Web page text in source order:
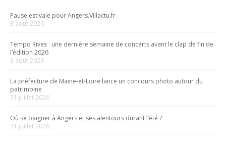
Pause estivale pour Angers.Villactu.fr
3 août 2026
Tempo Rives : une dernière semaine de concerts avant le clap de fin de
l’édition 2026
3 août 2026
La préfecture de Maine-et-Loire lance un concours photo autour du
patrimoine
31 juillet 2026
Où se baigner à Angers et ses alentours durant l’été ?
31 juillet 2026